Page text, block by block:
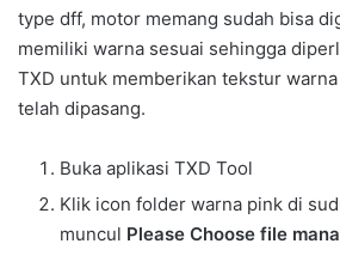
type dff, motor memang sudah bisa
memiliki warna sesuai sehingga
TXD untuk memberikan tekstur
telah dipasang.
Buka aplikasi TXD Tool
Klik icon folder warna pink di
muncul Please Choose file